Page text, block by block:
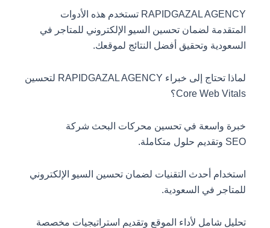
RAPIDGAZAL AGENCY تستخدم هذه الأدوات
المتقدمة لضمان تحسين السيو الإلكتروني للمتاجر في
السعودية وتحقيق أفضل النتائج لموقعك.
لماذا تحتاج إلى خبراء RAPIDGAZAL AGENCY لتحسين
Core Web Vitals؟
خبرة واسعة في تحسين محركات البحث شركة
SEO وتقديم حلول متكاملة.
استخدام أحدث التقنيات لضمان تحسين السيو الإلكتروني
للمتاجر في السعودية.
تحليل شامل لأداء الموقع وتقديم استراتيجيات مخصصة